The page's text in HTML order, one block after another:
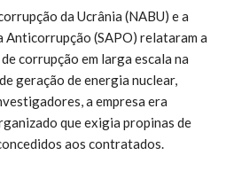
da Ucrânia (NABU) e a
Anticorrupção (SAPO) relataram a
corrupção em larga escala na
geração de energia nuclear,
a empresa era
que exigia propinas de
aos contratados.